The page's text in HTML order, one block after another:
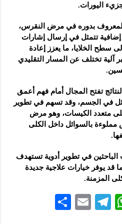
اليورات.
المعروف بدوره في مرض النقرس،
إضافية تتمثل في إرسال إشارات
سطح الخلايا، ما يعزز إعادة
آلية تختلف عن المسار التقليدي
تفتح المجال أمام فهم أعمق
في الجسم، وقد تسهم في تطوير
متعدد الكيسات، وهو مرض
بالسوائل داخل الكلى
في تطوير أدوية تستهدف
قد يوفر خيارات علاجية جديدة
المزمنة.
W
Te
E